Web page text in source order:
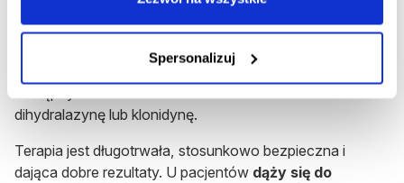
Spersonalizuj
Gdy to również nie skutkuje nadciśnienie należy uznać za
wówczas dołączamy do terapii spironolakton, w
dihydralazynę lub klonidynę.
Terapia jest długotrwała, stosunkowo bezpieczna i
dająca dobre rezultaty. U pacjentów dąży się do